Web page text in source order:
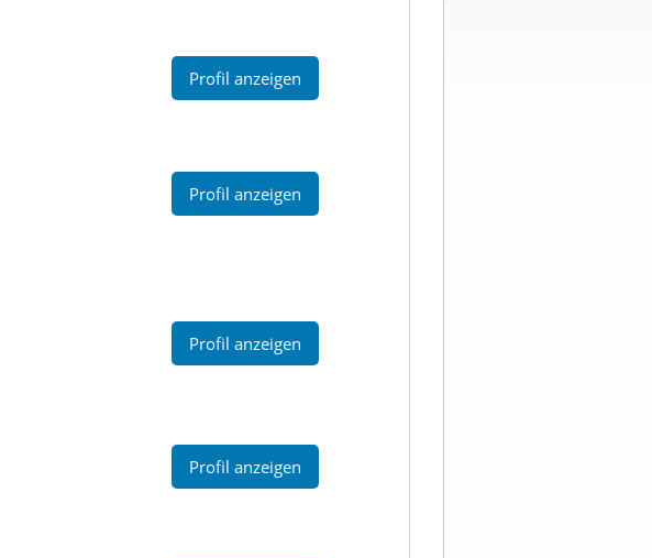
Profil anzeigen
Profil anzeigen
Profil anzeigen
Profil anzeigen